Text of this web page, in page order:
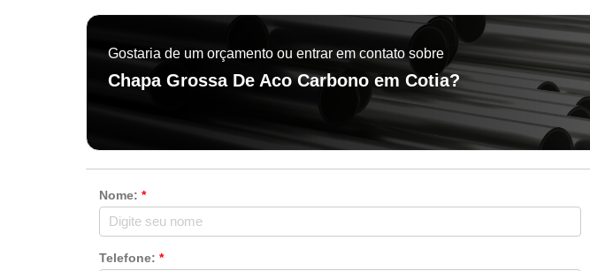
Gostaria de um orçamento ou entrar em contato sobre
Chapa Grossa De Aco Carbono em Cotia?
Nome:*
Telefone:*